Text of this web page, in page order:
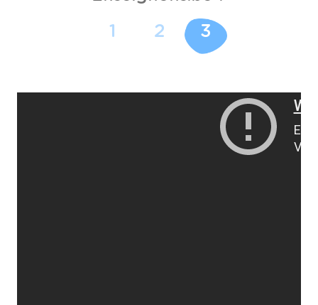
1 2 3